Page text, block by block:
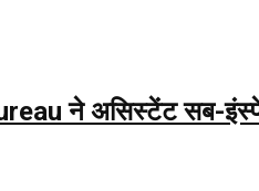
ने असिस्टेंट सब-